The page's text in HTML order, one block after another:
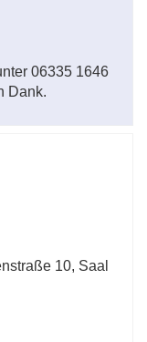
06335 1646
Dank.
10, Saal